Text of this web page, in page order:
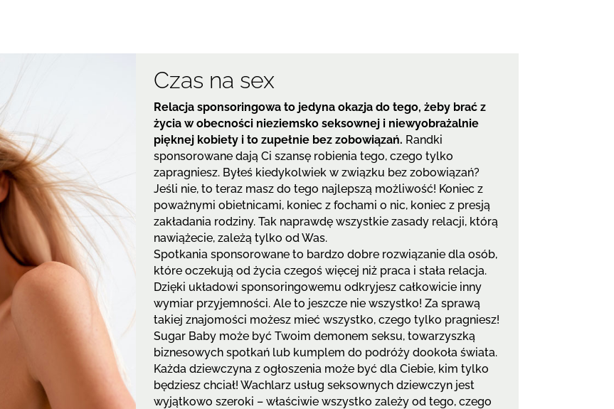
Czas na sex
Relacja sponsoringowa to jedyna okazja do tego, żeby brać z
życia w obecności nieziemsko seksownej i niewyobrażalnie
pięknej kobiety i to zupełnie bez zobowiązań. Randki
sponsorowane dają Ci szansę robienia tego, czego tylko
zapragniesz. Byłeś kiedykolwiek w związku bez zobowiązań?
Jeśli nie, to teraz masz do tego najlepszą możliwość! Koniec z
poważnymi obietnicami, koniec z fochami o nic, koniec z presją
zakładania rodziny. Tak naprawdę wszystkie zasady relacji, którą
nawiążecie, zależą tylko od Was.
Spotkania sponsorowane to bardzo dobre rozwiązanie dla osób,
które oczekują od życia czegoś więcej niż praca i stała relacja.
Dzięki układowi sponsoringowemu odkryjesz całkowicie inny
wymiar przyjemności. Ale to jeszcze nie wszystko! Za sprawą
takiej znajomości możesz mieć wszystko, czego tylko pragniesz!
Sugar Baby może być Twoim demonem seksu, towarzyszką
biznesowych spotkań lub kumplem do podróży dookoła świata.
Każda dziewczyna z ogłoszenia może być dla Ciebie, kim tylko
będziesz chciał! Wachlarz usług seksownych dziewczyn jest
wyjątkowo szeroki – właściwie wszystko zależy od tego, czego